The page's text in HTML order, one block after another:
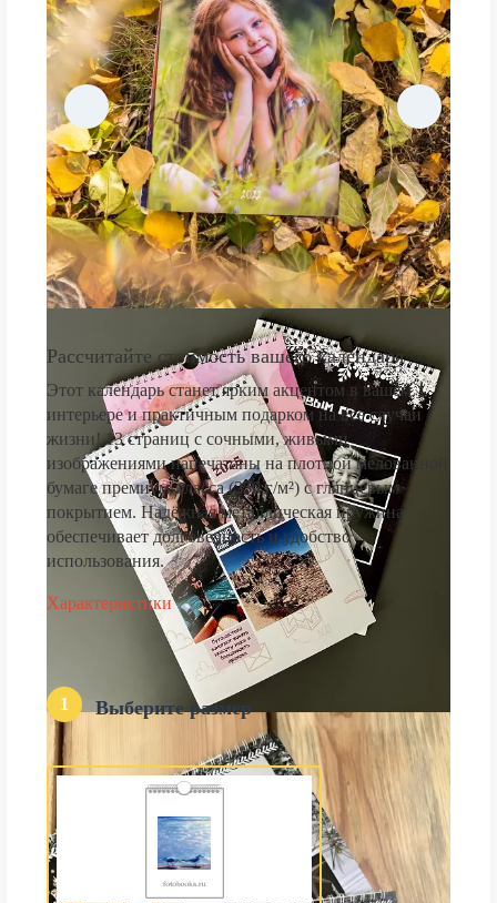
Рассчитайте стоимость вашего календаря
Этот календарь станет ярким акцентом в вашем
интерьере и практичным подарком на все случаи
жизни! 13 страниц с сочными, живыми
изображениями напечатаны на плотной мелованной
бумаге премиум-класса (250 г/м²) с глянцевым
покрытием. Надёжная металлическая пружина
обеспечивает долговечность и удобство
использования.
Характеристики
1 Выберите размер